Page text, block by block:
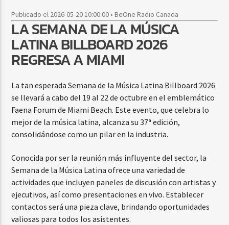
Publicado el 2026-05-20 10:00:00 • BeOne Radio Canada
LA SEMANA DE LA MÚSICA
LATINA BILLBOARD 2026
REGRESA A MIAMI
La tan esperada Semana de la Música Latina Billboard 2026
se llevará a cabo del 19 al 22 de octubre en el emblemático
Faena Forum de Miami Beach. Este evento, que celebra lo
mejor de la música latina, alcanza su 37ª edición,
consolidándose como un pilar en la industria.
Conocida por ser la reunión más influyente del sector, la
Semana de la Música Latina ofrece una variedad de
actividades que incluyen paneles de discusión con artistas y
ejecutivos, así como presentaciones en vivo. Establecer
contactos será una pieza clave, brindando oportunidades
valiosas para todos los asistentes.